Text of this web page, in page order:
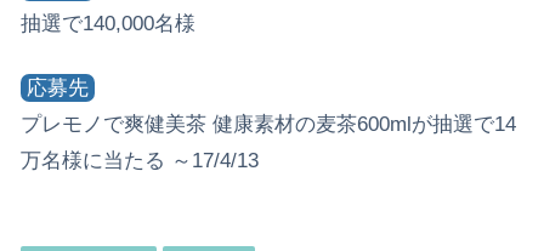
抽選で140,000名様
応募先
プレモノで爽健美茶 健康素材の麦茶600mlが抽選で14
万名様に当たる ～17/4/13